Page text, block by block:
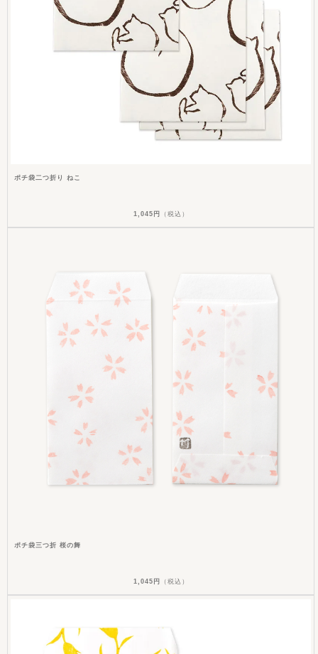
ポチ袋二つ折り ねこ
1,045円 （税込）
ポチ袋三つ折 桜の舞
1,045円 （税込）